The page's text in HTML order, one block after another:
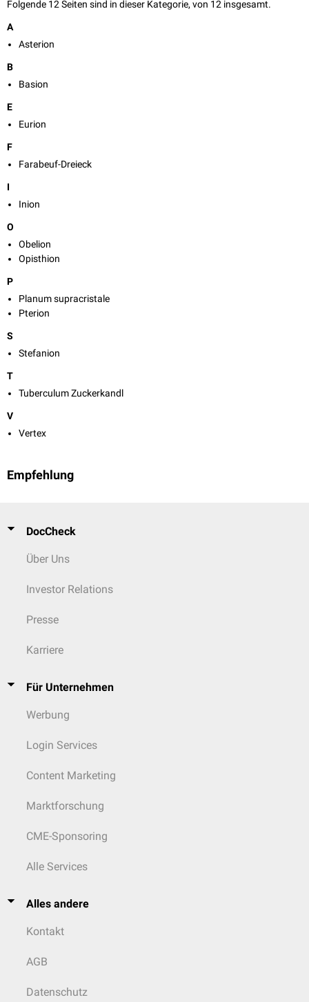
Folgende 12 Seiten sind in dieser Kategorie, von 12 insgesamt.
A
Asterion
B
Basion
E
Eurion
F
Farabeuf-Dreieck
I
Inion
O
Obelion
Opisthion
P
Planum supracristale
Pterion
S
Stefanion
T
Tuberculum Zuckerkandl
V
Vertex
Empfehlung
DocCheck
Über Uns
Investor Relations
Presse
Karriere
Für Unternehmen
Werbung
Login Services
Content Marketing
Marktforschung
CME-Sponsoring
Alle Services
Alles andere
Kontakt
AGB
Datenschutz